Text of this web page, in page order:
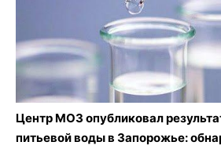
Центр МОЗ опубликовал
питьевой воды в Запорожье: